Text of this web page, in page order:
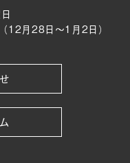
12月28日〜1月2日）